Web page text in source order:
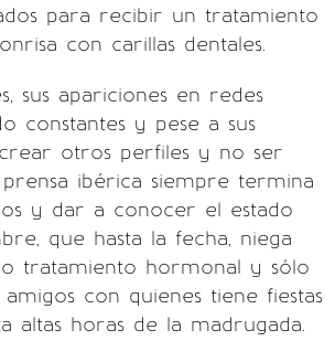
para recibir un tratamiento
con carillas dentales.
sus apariciones en redes
constantes y pese a sus
otros perfiles y no ser
ibérica siempre termina
y dar a conocer el estado
que hasta la fecha, niega
tratamiento hormonal y sólo
con quienes tiene fiestas
altas horas de la madrugada.